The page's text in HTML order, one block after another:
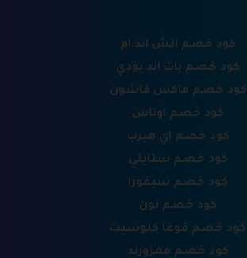
كود خصم اتش اند ام
كود خصم باث اند بودي
كود خصم ماكس فاشون
كود خصم اوناس
كود خصم اي هيرب
كود خصم ستايلي
كود خصم سيفورا
كود خصم نون
كود خصم فوغا كلوسيت
كود خصم ممزورلد